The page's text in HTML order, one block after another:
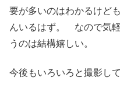
要が多いのはわかるけど
んいるはず。 なので気
うのは結構嬉しい。
今後もいろいろと撮影し